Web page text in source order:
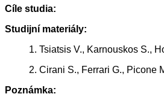
Cíle studia:
Studijní materiály:
1. Tsiatsis V., Karnouskos S.,
2. Cirani S., Ferrari G., Picone
Poznámka: